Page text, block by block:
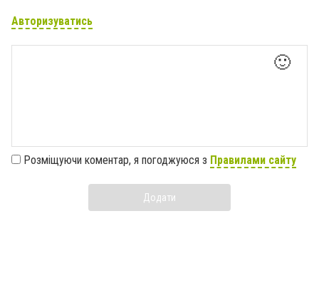
Авторизуватись
🙂
Розміщуючи коментар, я погоджуюся з Правилами сайту
Додати